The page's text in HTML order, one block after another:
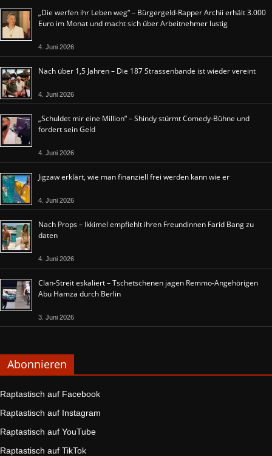
„Die werfen ihr Leben weg“ – Bürgergeld-Rapper Archii erhält 3.000
Euro im Monat und macht sich über Arbeitnehmer lustig
4. Juni 2026
Nach über 1,5 Jahren – Die 187 Strassenbande ist wieder vereint
4. Juni 2026
„Schuldet mir eine Million“ – Shindy stürmt Comedy-Bühne und
fordert sein Geld
4. Juni 2026
Jigzaw erklärt, wie man finanziell frei werden kann wie er
4. Juni 2026
Nach Props – Ikkimel empfiehlt ihren Freundinnen Farid Bang zu
daten
4. Juni 2026
Clan-Streit eskaliert – Tschetschenen jagen Remmo-Angehörigen
Abu Hamza durch Berlin
3. Juni 2026
Abonnieren
Raptastisch auf Facebook
Raptastisch auf Instagram
Raptastisch auf YouTube
Raptastisch auf TikTok